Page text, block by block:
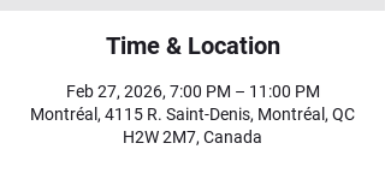
Time & Location
Feb 27, 2026, 7:00 PM – 11:00 PM
Montréal, 4115 R. Saint-Denis, Montréal, QC
H2W 2M7, Canada